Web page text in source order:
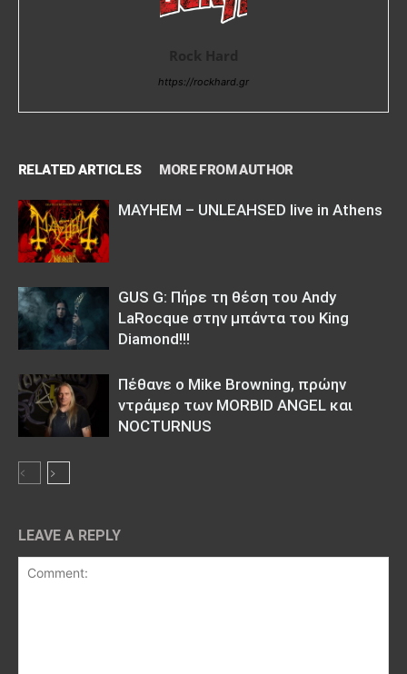
https://rockhard.gr
RELATED ARTICLES MORE FROM AUTHOR
MAYHEM – UNLEAHSED live in Athens
GUS G: Πήρε τη θέση του Andy
LaRocque στην μπάντα του King
Diamond!!!
Πέθανε ο Mike Browning, πρώην
ντράμερ των MORBID ANGEL και
NOCTURNUS
LEAVE A REPLY